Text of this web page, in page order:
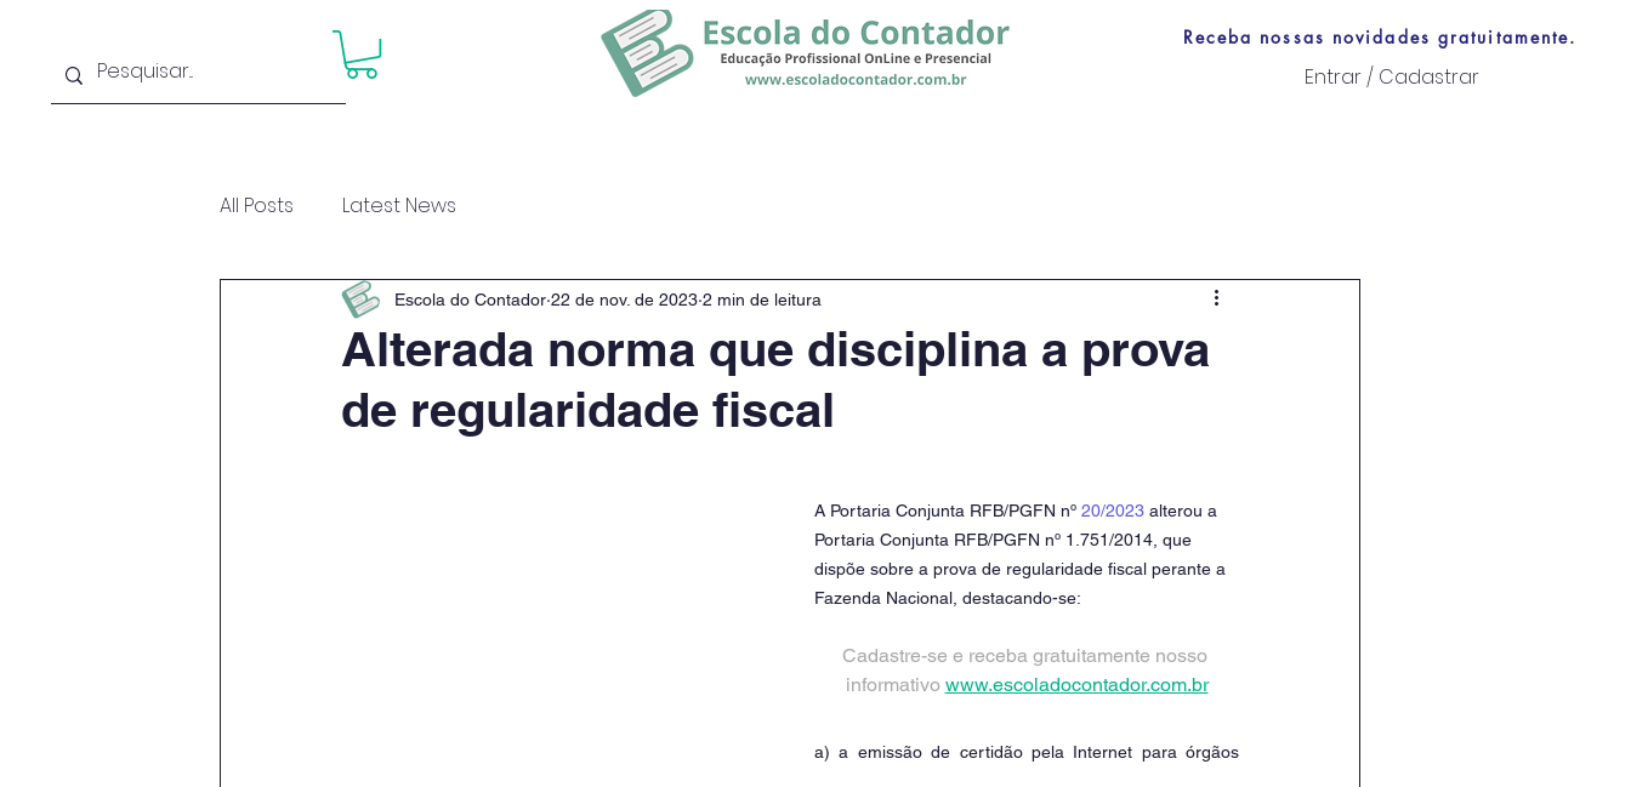
Receba nossas novidades gratuitamente.
Entrar / Cadastrar
All Posts Latest News
Alterada norma que disciplina a prova
de regularidade fiscal
Escola do Contador 22 de nov. de 2023 2 min de leitura
A Portaria Conjunta RFB/PGFN nº 20/2023 alterou a
Portaria Conjunta RFB/PGFN nº 1.751/2014, que
dispõe sobre a prova de regularidade fiscal perante a
Fazenda Nacional, destacando-se:
Cadastre-se e receba gratuitamente nosso
informativo www.escoladocontador.com.br
a) a emissão de certidão pela Internet para órgãos